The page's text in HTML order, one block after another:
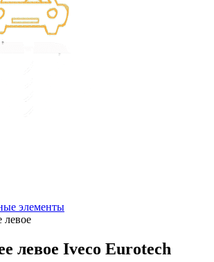
элементы
левое
левое Iveco Eurotech